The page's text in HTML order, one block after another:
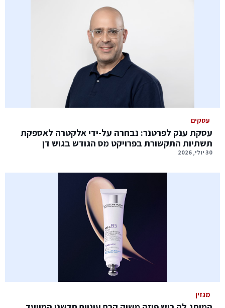
עסקים
עסקת ענק לפרטנר: נבחרה על-ידי אלקטרה לאספקת
תשתיות התקשורת בפרויקט מס הגודש בגוש דן
30 יולי, 2026
מגזין